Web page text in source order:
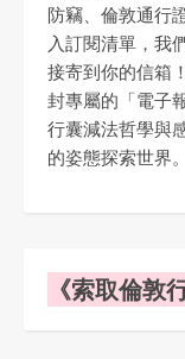
防竊、倫敦通行
入訂閱清單，我
接寄到你的信箱
封專屬的「電子
行囊減法哲學與
的姿態探索世界。
《索取倫敦